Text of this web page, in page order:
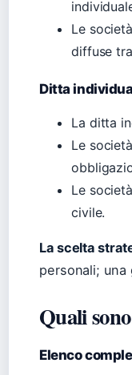
Le
diffuse
Ditta
La ditta
Le
Le
civile.
La scelta
personali; una
Quali
Elenco